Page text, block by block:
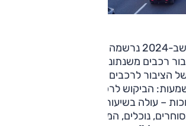
הציבור לרכבים "יחסית חדשים" אך
הביקוש לרכב משומש – במיוחד
– עולה בשיעור חד, אך יחד איתו התפתח
נוכלים, המתחזים למוכרים פרטיים.